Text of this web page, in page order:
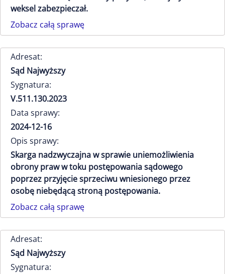
weksel zabezpieczał.
Zobacz całą sprawę
Adresat:
Sąd Najwyższy
Sygnatura:
V.511.130.2023
Data sprawy:
2024-12-16
Opis sprawy:
Skarga nadzwyczajna w sprawie uniemożliwienia
obrony praw w toku postępowania sądowego
poprzez przyjęcie sprzeciwu wniesionego przez
osobę niebędącą stroną postępowania.
Zobacz całą sprawę
Adresat:
Sąd Najwyższy
Sygnatura: